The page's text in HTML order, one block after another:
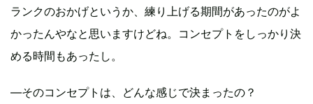
ランクのおかげというか、練り上げる期間があったのがよ
かったんやなと思いますけどね。コンセプトをしっかり決
める時間もあったし。
―そのコンセプトは、どんな感じで決まったの？